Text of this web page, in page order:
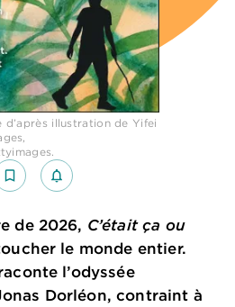
d’après illustration de Yifei
bookmark_border notifications_none_outlined
de 2026, C’était ça ou
le monde entier.
l’odyssée
Dorléon, contraint à